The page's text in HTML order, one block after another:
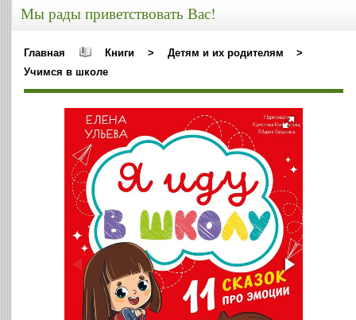
Мы рады приветствовать Вас!
Главная Книги > Детям и их родителям
>
Учимся в школе